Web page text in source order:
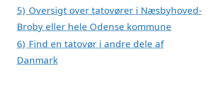
5) Oversigt over tatovører i Næsbyhoved-
Broby eller hele Odense kommune
6) Find en tatovør i andre dele af
Danmark